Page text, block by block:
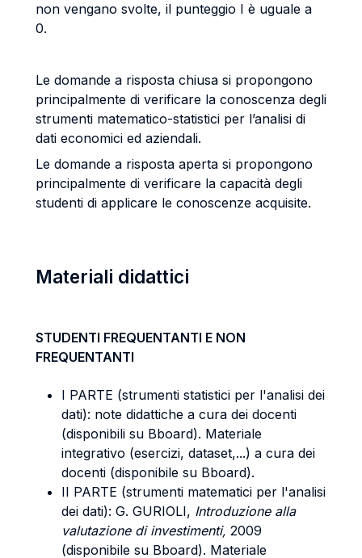
non vengano svolte, il punteggio I è uguale a
0.
Le domande a risposta chiusa si propongono
principalmente di verificare la conoscenza degli
strumenti matematico-statistici per l’analisi di
dati economici ed aziendali.
Le domande a risposta aperta si propongono
principalmente di verificare la capacità degli
studenti di applicare le conoscenze acquisite.
Materiali didattici
STUDENTI FREQUENTANTI E NON
FREQUENTANTI
I PARTE (strumenti statistici per l'analisi dei
dati): note didattiche a cura dei docenti
(disponibili su Bboard). Materiale
integrativo (esercizi, dataset,...) a cura dei
docenti (disponibile su Bboard).
II PARTE (strumenti matematici per l'analisi
dei dati): G. GURIOLI, Introduzione alla
valutazione di investimenti, 2009
(disponibile su Bboard). Materiale